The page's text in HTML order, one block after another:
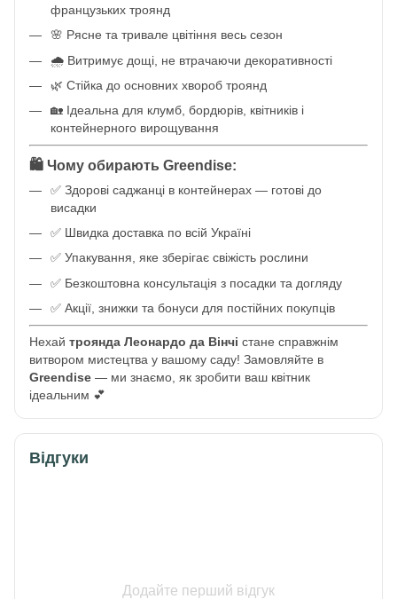
французьких троянд
🌸 Рясне та тривале цвітіння весь сезон
🌧 Витримує дощі, не втрачаючи декоративності
🌿 Стійка до основних хвороб троянд
🏡 Ідеальна для клумб, бордюрів, квітників і
контейнерного вирощування
🛍 Чому обирають Greendise:
✅ Здорові саджанці в контейнерах — готові до
висадки
✅ Швидка доставка по всій Україні
✅ Упакування, яке зберігає свіжість рослини
✅ Безкоштовна консультація з посадки та догляду
✅ Акції, знижки та бонуси для постійних покупців
Нехай троянда Леонардо да Вінчі стане справжнім
витвором мистецтва у вашому саду! Замовляйте в
Greendise — ми знаємо, як зробити ваш квітник
ідеальним 💕
Відгуки
Додайте перший відгук